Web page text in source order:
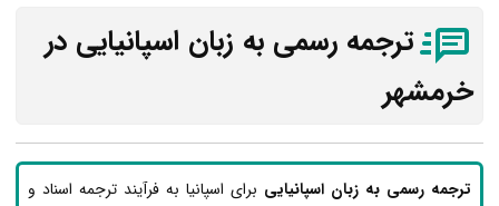
ترجمه رسمی به زبان اسپانیایی در
خرمشهر
ترجمه رسمی به زبان اسپانیایی برای اسپانیا به فرآیند ترجمه اسناد و